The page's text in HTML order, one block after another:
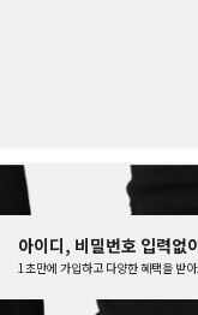
오늘 하루 보지 않기
게!!